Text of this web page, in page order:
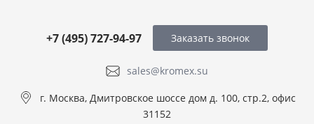
sales@kromex.su
+7 (495) 727-94-97
г. Москва, Дмитровское шоссе дом д. 100, стр.2, офис
31152
Заказать звонок